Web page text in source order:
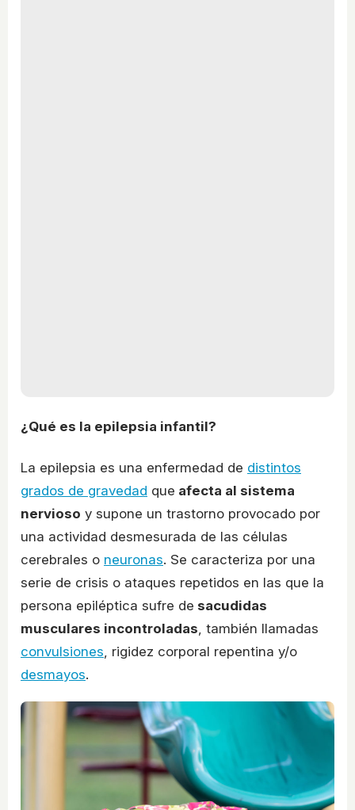
¿Qué es la epilepsia infantil?
La epilepsia es una enfermedad de distintos
grados de gravedad que afecta al sistema
nervioso y supone un trastorno provocado por
una actividad desmesurada de las células
cerebrales o neuronas. Se caracteriza por una
serie de crisis o ataques repetidos en las que la
persona epiléptica sufre de sacudidas
musculares incontroladas , también llamadas
convulsiones , rigidez corporal repentina y/o
desmayos.